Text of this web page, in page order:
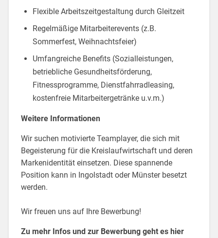
Flexible Arbeitszeitgestaltung durch Gleitzeit
Regelmäßige Mitarbeiterevents (z.B.
Sommerfest, Weihnachtsfeier)
Umfangreiche Benefits (Sozialleistungen,
betriebliche Gesundheitsförderung,
Fitnessprogramme, Dienstfahrradleasing,
kostenfreie Mitarbeitergetränke u.v.m.)
Weitere Informationen
Wir suchen motivierte Teamplayer, die sich mit
Begeisterung für die Kreislaufwirtschaft und deren
Markenidentität einsetzen. Diese spannende
Position kann in Ingolstadt oder Münster besetzt
werden.
Wir freuen uns auf Ihre Bewerbung!
Zu mehr Infos und zur Bewerbung geht es hier